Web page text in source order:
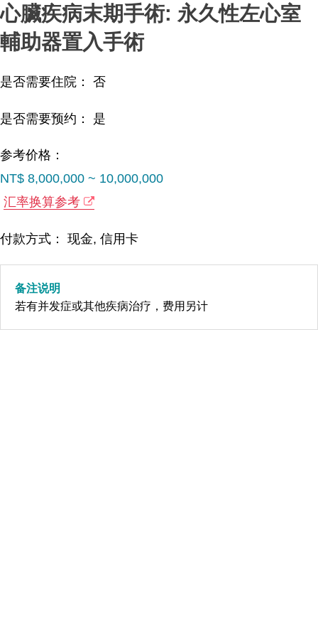
心臟疾病末期手術: 永久性左心室
輔助器置入手術
是否需要住院： 否
是否需要预约： 是
参考价格：
NT$ 8,000,000 ~ 10,000,000
汇率换算参考
付款方式： 现金, 信用卡
备注说明
若有并发症或其他疾病治疗，费用另计